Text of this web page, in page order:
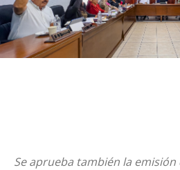
Se aprueba también la